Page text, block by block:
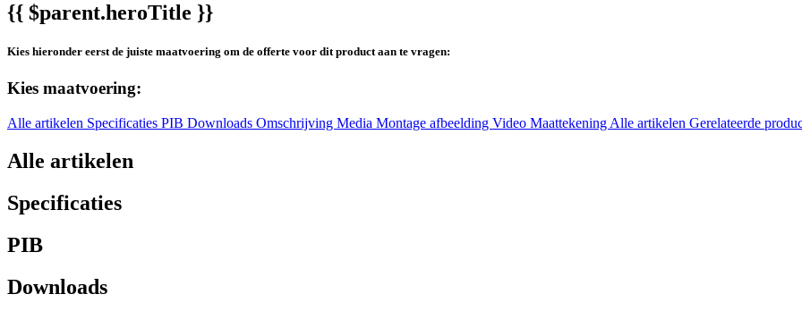
{{ $parent.heroTitle }}
Kies hieronder eerst de juiste maatvoering om de offerte voor dit product aan te vragen:
Kies maatvoering:
Alle artikelen Specificaties PIB Downloads Omschrijving Media Montage afbeelding Video Maattekening Alle artikelen Gerelateerde
Alle artikelen
Specificaties
PIB
Downloads